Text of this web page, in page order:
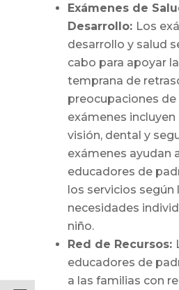
Exámenes de
Desarrollo: Los
desarrollo y salud
cabo para apoyar
temprana de
preocupaciones de
exámenes incluyen
visión, dental y
exámenes ayudan
educadores de
los servicios según
necesidades
niño.
Red de Recursos:
educadores de
a las familias con